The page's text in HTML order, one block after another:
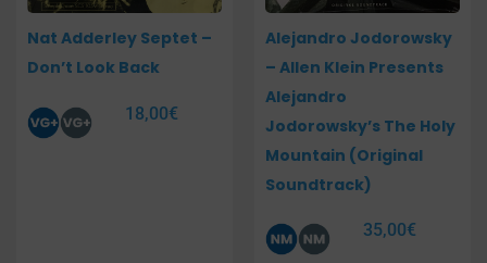
Nat Adderley Septet –
Don’t Look Back
18,00€
Alejandro Jodorowsky
– Allen Klein Presents
Alejandro
Jodorowsky’s The Holy
Mountain (Original
Soundtrack)
35,00€